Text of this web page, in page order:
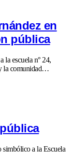
en
pública
la escuela n° 24,
la comunidad…
simbólico a la Escuela